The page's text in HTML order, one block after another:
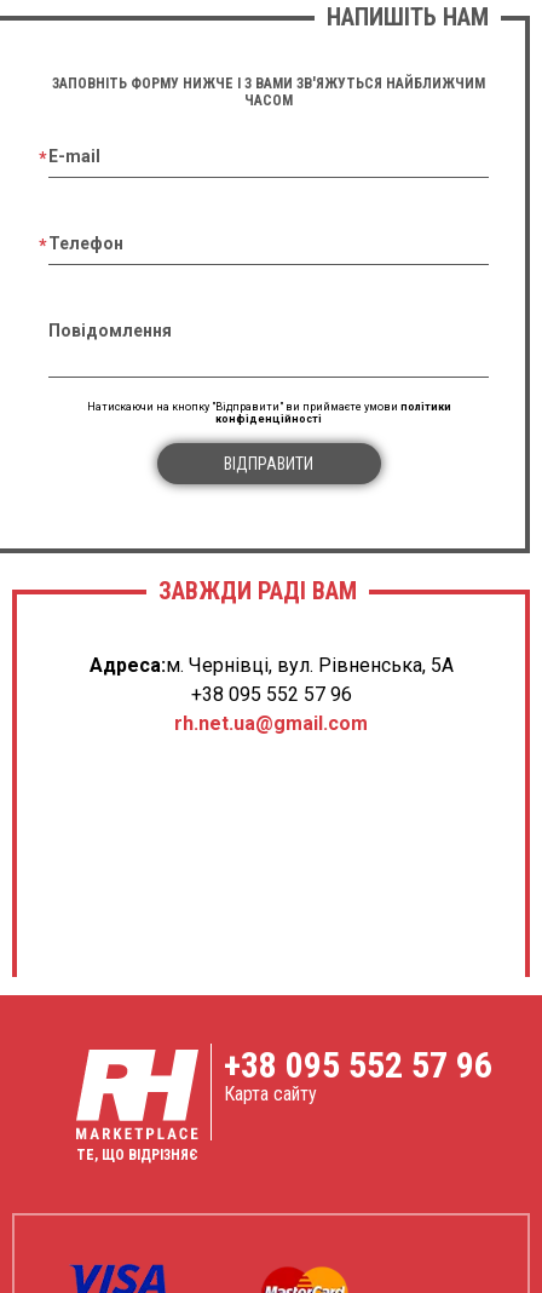
НАПИШІТЬ НАМ
ЗАПОВНІТЬ ФОРМУ НИЖЧЕ І З ВАМИ ЗВ'ЯЖУТЬСЯ НАЙБЛИЖЧИМ
ЧАСОМ
E-mail
Телефон
Повідомлення
Натискаючи на кнопку "Відправити" ви приймаєте умови політики
конфіденційності
ВІДПРАВИТИ
ЗАВЖДИ РАДІ ВАМ
Адреса:м. Чернівці, вул. Рівненська, 5А
+38 095 552 57 96
rh.net.ua@gmail.com
ТЕ, ЩО ВІДРІЗНЯЄ
+38 095 552 57 96
Карта сайту